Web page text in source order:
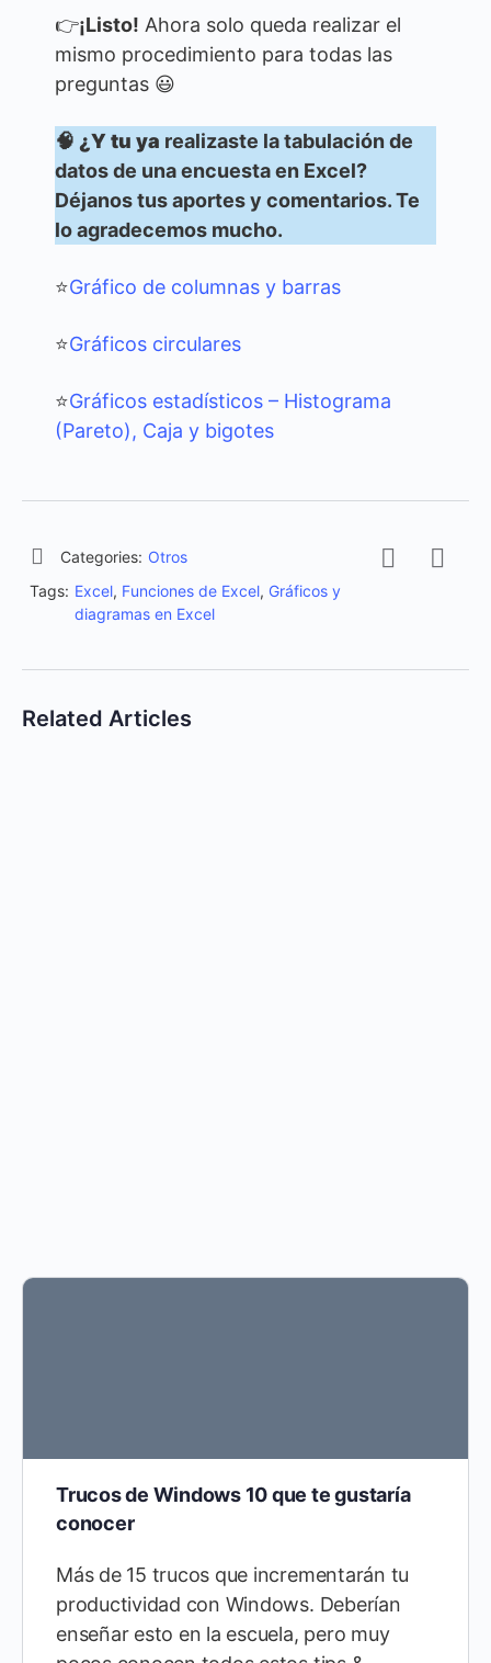
👉¡Listo! Ahora solo queda realizar el
mismo procedimiento para todas las
preguntas 😃
🧠 ¿Y tu ya realizaste la tabulación de
datos de una encuesta en Excel?
Déjanos tus aportes y comentarios. Te
lo agradecemos mucho.
⭐Gráfico de columnas y barras
⭐Gráficos circulares
⭐Gráficos estadísticos – Histograma
(Pareto), Caja y bigotes
Categories: Otros
Tags: Excel, Funciones de Excel, Gráficos y
diagramas en Excel
Related Articles
Trucos de Windows 10 que te gustaría
conocer
Más de 15 trucos que incrementarán tu
productividad con Windows. Deberían
enseñar esto en la escuela, pero muy